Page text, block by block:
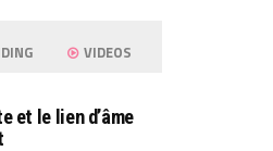
VIDEOS
et le lien d’âme